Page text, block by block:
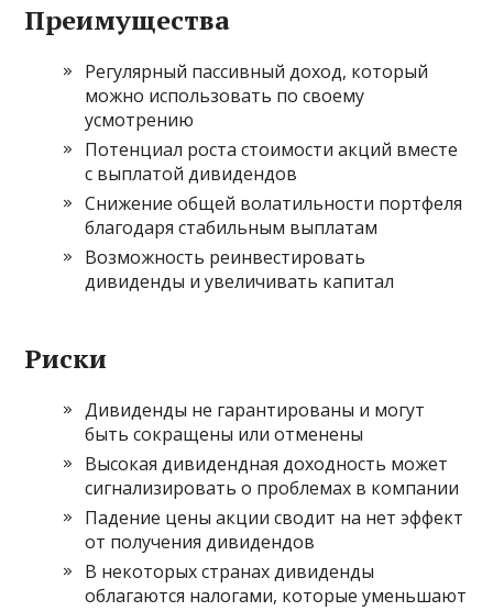
Преимущества
Регулярный пассивный доход, который
можно использовать по своему
усмотрению
Потенциал роста стоимости акций вместе
с выплатой дивидендов
Снижение общей волатильности портфеля
благодаря стабильным выплатам
Возможность реинвестировать
дивиденды и увеличивать капитал
Риски
Дивиденды не гарантированы и могут
быть сокращены или отменены
Высокая дивидендная доходность может
сигнализировать о проблемах в компании
Падение цены акции сводит на нет эффект
от получения дивидендов
В некоторых странах дивиденды
облагаются налогами, которые уменьшают